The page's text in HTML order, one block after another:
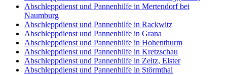
Abschleppdienst und Pannenhilfe in Mertendorf bei
Naumburg
Abschleppdienst und Pannenhilfe in Rackwitz
Abschleppdienst und Pannenhilfe in Grana
Abschleppdienst und Pannenhilfe in Hohenthurm
Abschleppdienst und Pannenhilfe in Kretzschau
Abschleppdienst und Pannenhilfe in Zeitz, Elster
Abschleppdienst und Pannenhilfe in Störmthal